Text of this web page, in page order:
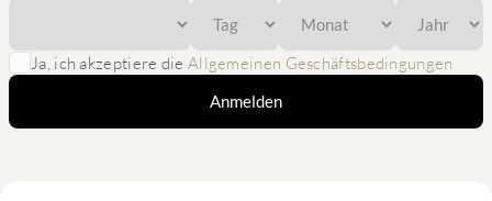
Ja, ich akzeptiere die Allgemeinen Geschäftsbedingungen
Anmelden